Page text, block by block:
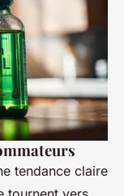
tendance claire